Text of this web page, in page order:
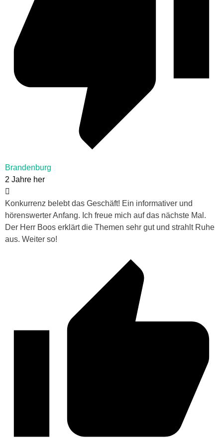
Brandenburg
2 Jahre her
Konkurrenz belebt das Geschäft! Ein informativer und
hörenswerter Anfang. Ich freue mich auf das nächste Mal.
Der Herr Boos erklärt die Themen sehr gut und strahlt Ruhe
aus. Weiter so!